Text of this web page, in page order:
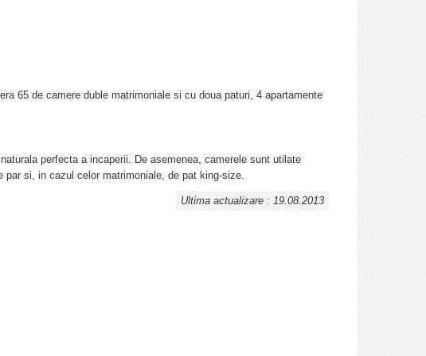
65 de camere duble matrimoniale si cu doua paturi, 4 apartamente
perfecta a incaperii. De asemenea, camerele sunt utilate
par si, in cazul celor matrimoniale, de pat king-size.
Ultima actualizare : 19.08.2013